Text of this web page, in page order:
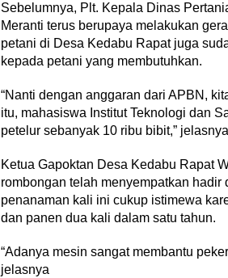
Sebelumnya, Plt. Kepala Dinas
Meranti terus berupaya melakukan
petani di Desa Kedabu Rapat juga
kepada petani yang membutuhkan.
“Nanti dengan anggaran dari APBN,
itu, mahasiswa Institut Teknologi dan
petelur sebanyak 10 ribu bibit,”
Ketua Gapoktan Desa Kedabu Rapat
rombongan telah menyempatkan
penanaman kali ini cukup istimewa
dan panen dua kali dalam satu tahun.
“Adanya mesin sangat membantu
jelasnya